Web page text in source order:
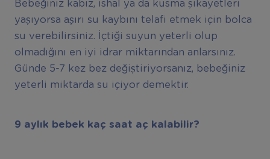
Bebeğiniz kabız, ishal ya da kusma şikayetleri
yaşıyorsa aşırı su kaybını telafi etmek için bolca
su verebilirsiniz. İçtiği suyun yeterli olup
olmadığını en iyi idrar miktarından anlarsınız.
Günde 5-7 kez bez değiştiriyorsanız, bebeğiniz
yeterli miktarda su içiyor demektir.
9 ayl ı k bebek kaç saat aç kalabilir?